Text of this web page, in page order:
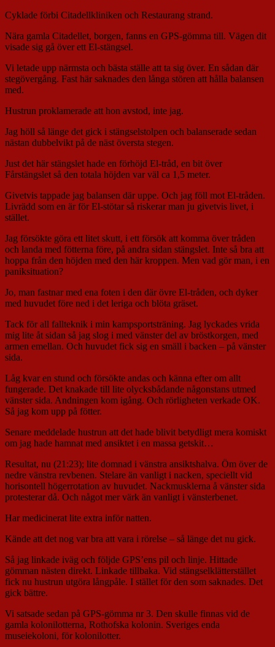
Cyklade förbi Citadellkliniken och Restaurang strand.
Nära gamla Citadellet, borgen, fanns en GPS-gömma till. Vägen dit
visade sig gå över ett El-stängsel.
Vi letade upp närmsta och bästa ställe att ta sig över. En sådan där
stegövergång. Fast här saknades den långa stören att hålla balansen
med.
Hustrun proklamerade att hon avstod, inte jag.
Jag höll så länge det gick i stängselstolpen och balanserade sedan
nästan dubbelvikt på de näst översta stegen.
Just det här stängslet hade en förhöjd El-tråd, en bit över
Fårstängslet så den totala höjden var väl ca 1,5 meter.
Givetvis tappade jag balansen där uppe. Och jag föll mot El-tråden.
Livrädd som en är för El-stötar så riskerar man ju givetvis livet, i
stället.
Jag försökte göra ett litet skutt, i ett försök att komma över tråden
och landa med fötterna före, på andra sidan stängslet. Inte så bra att
hoppa från den höjden med den här kroppen. Men vad gör man, i en
paniksituation?
Jo, man fastnar med ena foten i den där övre El-tråden, och dyker
med huvudet före ned i det leriga och blöta gräset.
Tack för all fallteknik i min kampsportsträning. Jag lyckades vrida
mig lite åt sidan så jag slog i med vänster del av bröstkorgen, med
armen emellan. Och huvudet fick sig en smäll i backen – på vänster
sida.
Låg kvar en stund och försökte andas och känna efter om allt
fungerade. Det knakade till lite olycksbådande någonstans utmed
vänster sida. Andningen kom igång. Och rörligheten verkade OK.
Så jag kom upp på fötter.
Senare meddelade hustrun att det hade blivit betydligt mera komiskt
om jag hade hamnat med ansiktet i en massa getskit…
Resultat, nu (21:23); lite domnad i vänstra ansiktshalva. Öm över de
nedre vänstra revbenen. Stelare än vanligt i nacken, speciellt vid
horisontell högerrotation av huvudet. Nackmusklerna å vänster sida
protesterar då. Och något mer värk än vanligt i vänsterbenet.
Har medicinerat lite extra inför natten.
Kände att det nog var bra att vara i rörelse – så länge det nu gick.
Så jag linkade iväg och följde GPS’ens pil och linje. Hittade
gömman nästen direkt. Linkade tillbaka. Vid stängselklätterstället
fick nu hustrun utgöra långpåle. I stället för den som saknades. Det
gick bättre.
Vi satsade sedan på GPS-gömma nr 3. Den skulle finnas vid de
gamla kolonilotterna, Rothofska kolonin. Sveriges enda
museiekoloni, för kolonilotter.